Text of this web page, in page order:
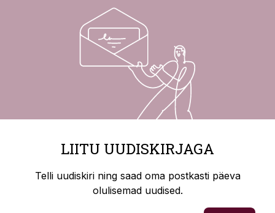
LIITU UUDISKIRJAGA
Telli uudiskiri ning saad oma postkasti päeva
olulisemad uudised.